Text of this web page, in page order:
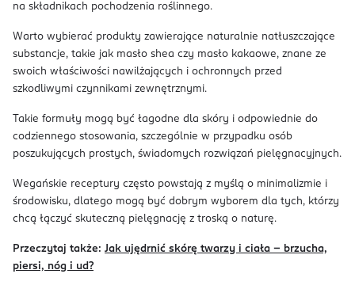
na składnikach pochodzenia roślinnego.
Warto wybierać produkty zawierające naturalnie natłuszczające
substancje, takie jak masło shea czy masło kakaowe, znane ze
swoich właściwości nawilżających i ochronnych przed
szkodliwymi czynnikami zewnętrznymi.
Takie formuły mogą być łagodne dla skóry i odpowiednie do
codziennego stosowania, szczególnie w przypadku osób
poszukujących prostych, świadomych rozwiązań pielęgnacyjnych.
Wegańskie receptury często powstają z myślą o minimalizmie i
środowisku, dlatego mogą być dobrym wyborem dla tych, którzy
chcą łączyć skuteczną pielęgnację z troską o naturę.
Przeczytaj także: Jak ujędrnić skórę twarzy i ciała – brzucha,
piersi, nóg i ud?